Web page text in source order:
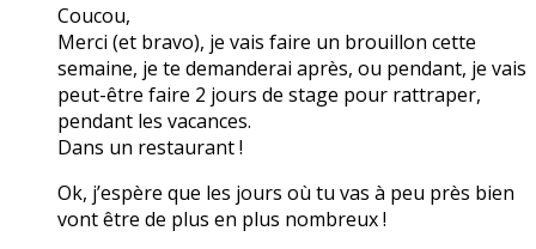
Coucou,
Merci (et bravo), je vais faire un brouillon cette
semaine, je te demanderai après, ou pendant, je vais
peut-être faire 2 jours de stage pour rattraper,
pendant les vacances.
Dans un restaurant !
Ok, j’espère que les jours où tu vas à peu près bien
vont être de plus en plus nombreux !